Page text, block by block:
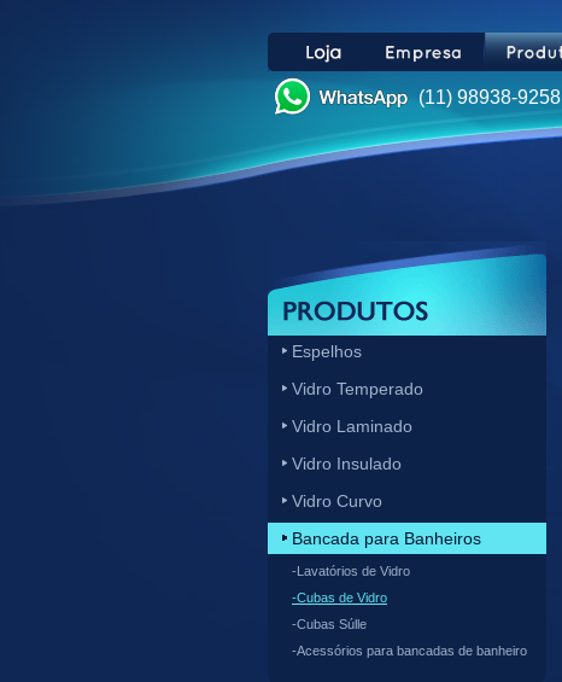
(11) 98938-9258
Espelhos
Vidro Temperado
Vidro Laminado
Vidro Insulado
Vidro Curvo
Bancada para Banheiros
-Lavatórios de Vidro
-Cubas de Vidro
-Cubas Súlle
-Acessórios para bancadas de banheiro